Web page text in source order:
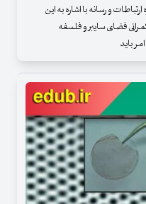
و رسانه با اشاره به این
فضای سایبر و فلسفه
باید